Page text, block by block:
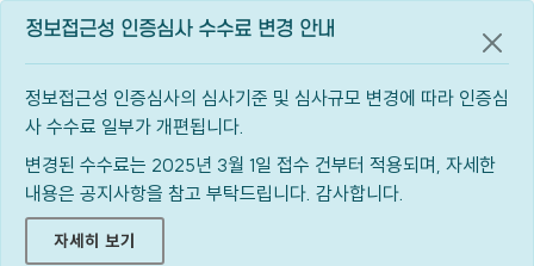
정보접근성 인증심사 수수료 변경 안내
정보접근성 인증심사의 심사기준 및 심사규모 변경에 따라 인증심
사 수수료 일부가 개편됩니다.
변경된 수수료는 2025년 3월 1일 접수 건부터 적용되며, 자세한
내용은 공지사항을 참고 부탁드립니다. 감사합니다.
자세히 보기
공지